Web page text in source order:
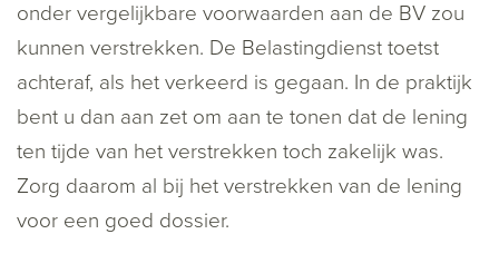
onder vergelijkbare voorwaarden aan de BV zou
kunnen verstrekken. De Belastingdienst toetst
achteraf, als het verkeerd is gegaan. In de praktijk
bent u dan aan zet om aan te tonen dat de lening
ten tijde van het verstrekken toch zakelijk was.
Zorg daarom al bij het verstrekken van de lening
voor een goed dossier.